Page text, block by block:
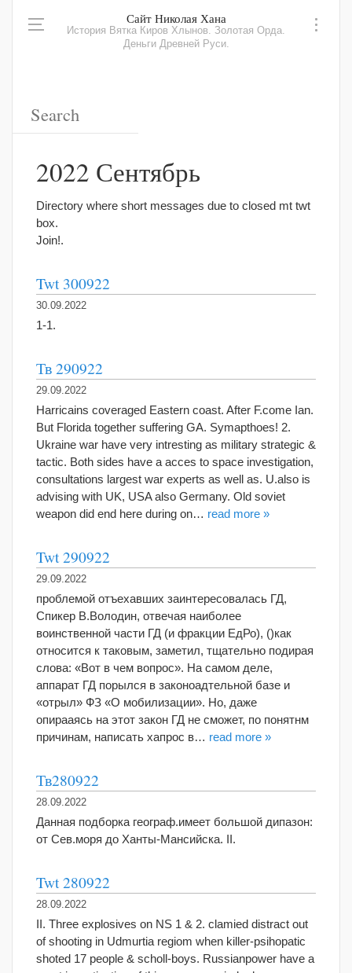
Сайт Николая Хана
История Вятка Киров Хлынов. Золотая Орда.
Деньги Древней Руси.
2022 Сентябрь
Directory where short messages due to closed mt twt
box.
Join!.
Twt 300922
30.09.2022
1-1.
Тв 290922
29.09.2022
Harricains coveraged Eastern coast. After F.come Ian.
But Florida together suffering GA. Symapthoes! 2.
Ukraine war have very intresting as military strategic &
tactic. Both sides have a acces to space investigation,
consultations largest war experts as well as. U.also is
advising with UK, USA also Germany. Old soviet
weapon did end here during on… read more »
Twt 290922
29.09.2022
проблемой отъехавших заинтересовалась ГД,
Спикер В.Володин, отвечая наиболее
воинственной части ГД (и фракции ЕдРо), ()как
относится к таковым, заметил, тщательно подирая
слова: «Вот в чем вопрос». На самом деле,
аппарат ГД порылся в законоадтельной базе и
«отрыл» ФЗ «О мобилизации». Но, даже
опирааясь на этот закон ГД не сможет, по понятнм
причинам, написать хапрос в… read more »
Тв280922
28.09.2022
Данная подборка географ.имеет большой дипазон:
от Сев.моря до Ханты-Мансийска. II.
Twt 280922
28.09.2022
II. Three explosives on NS 1 & 2. clamied distract out
of shooting in Udmurtia regiom when killer-psihopatic
shoted 17 people & scholl-boys. Russianpower have a